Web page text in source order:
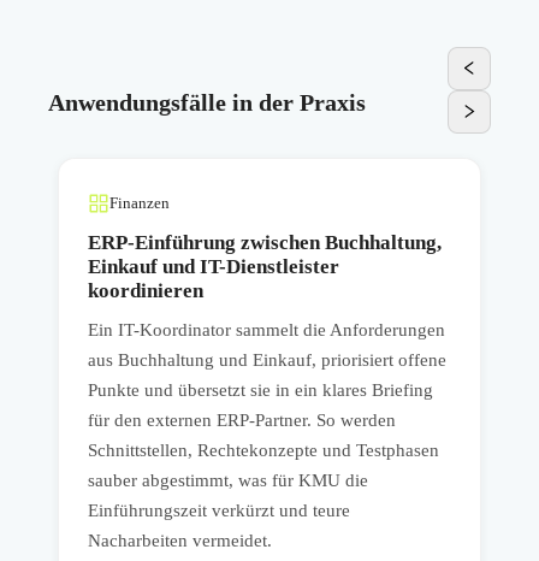
Anwendungsfälle in der Praxis
Finanzen
ERP-Einführung zwischen Buchhaltung,
Einkauf und IT-Dienstleister
koordinieren
Ein IT-Koordinator sammelt die Anforderungen
aus Buchhaltung und Einkauf, priorisiert offene
Punkte und übersetzt sie in ein klares Briefing
für den externen ERP-Partner. So werden
Schnittstellen, Rechtekonzepte und Testphasen
sauber abgestimmt, was für KMU die
Einführungszeit verkürzt und teure
Nacharbeiten vermeidet.